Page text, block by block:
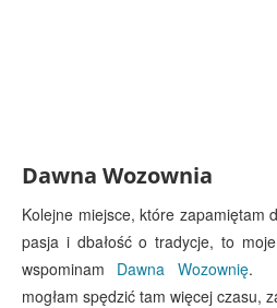
Dawna Wozownia
Kolejne miejsce, które zapamiętam
pasja i dbałość o tradycje, to
wspominam Dawna Wozownię.
mogłam spędzić tam więcej czasu,